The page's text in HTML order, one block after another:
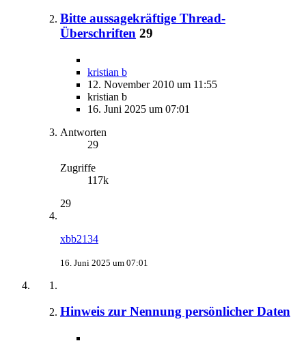
Bitte aussagekräftige Thread-
Überschriften 29
kristian b
12. November 2010 um 11:55
kristian b
16. Juni 2025 um 07:01
Antworten
29
Zugriffe
117k
29
xbb2134
16. Juni 2025 um 07:01
Hinweis zur Nennung persönlicher Daten